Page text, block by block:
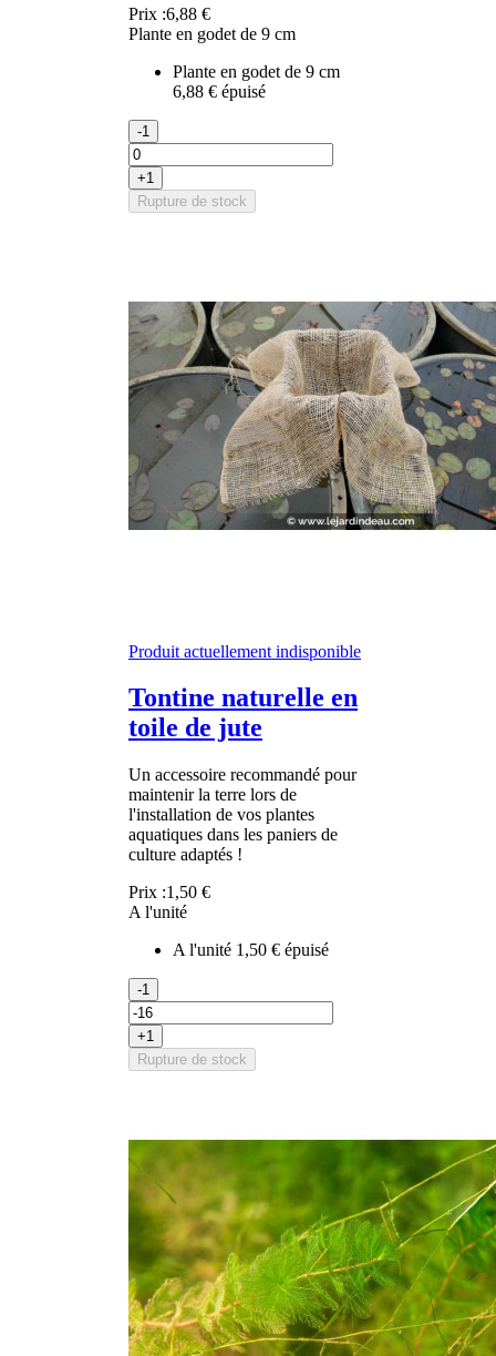
Prix :6,88 €
Plante en godet de 9 cm
Plante en godet de 9 cm
6,88 € épuisé
-1
+1
Rupture de stock
Produit actuellement indisponible
Tontine naturelle en
toile de jute
Un accessoire recommandé pour
maintenir la terre lors de
l'installation de vos plantes
aquatiques dans les paniers de
culture adaptés !
Prix :1,50 €
A l'unité
A l'unité 1,50 € épuisé
-1
+1
Rupture de stock